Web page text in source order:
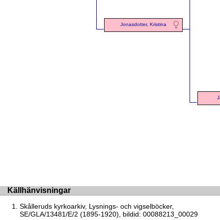
Jonasdotter, Kristina
Källhänvisningar
Skålleruds kyrkoarkiv, Lysnings- och vigselböcker,
SE/GLA/13481/E/2 (1895-1920), bildid: 00088213_00029